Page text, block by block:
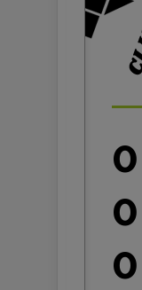
0
0
0